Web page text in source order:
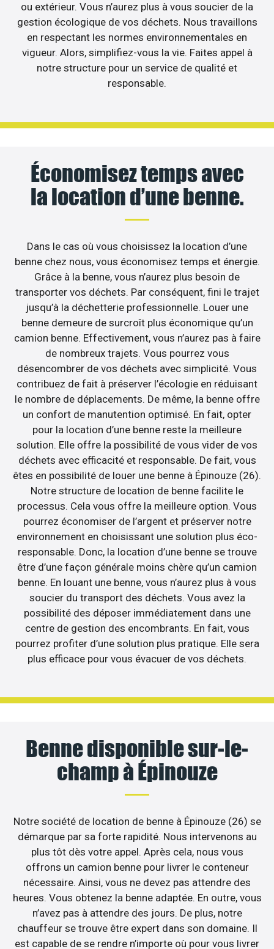
ou extérieur. Vous n’aurez plus à vous soucier de la
gestion écologique de vos déchets. Nous travaillons
en respectant les normes environnementales en
vigueur. Alors, simplifiez-vous la vie. Faites appel à
notre structure pour un service de qualité et
responsable.
Économisez temps avec
la location d’une benne.
Dans le cas où vous choisissez la location d’une
benne chez nous, vous économisez temps et énergie.
Grâce à la benne, vous n’aurez plus besoin de
transporter vos déchets. Par conséquent, fini le trajet
jusqu’à la déchetterie professionnelle. Louer une
benne demeure de surcroît plus économique qu’un
camion benne. Effectivement, vous n’aurez pas à faire
de nombreux trajets. Vous pourrez vous
désencombrer de vos déchets avec simplicité. Vous
contribuez de fait à préserver l’écologie en réduisant
le nombre de déplacements. De même, la benne offre
un confort de manutention optimisé. En fait, opter
pour la location d’une benne reste la meilleure
solution. Elle offre la possibilité de vous vider de vos
déchets avec efficacité et responsable. De fait, vous
êtes en possibilité de louer une benne à Épinouze (26).
Notre structure de location de benne facilite le
processus. Cela vous offre la meilleure option. Vous
pourrez économiser de l’argent et préserver notre
environnement en choisissant une solution plus éco-
responsable. Donc, la location d’une benne se trouve
être d’une façon générale moins chère qu’un camion
benne. En louant une benne, vous n’aurez plus à vous
soucier du transport des déchets. Vous avez la
possibilité des déposer immédiatement dans une
centre de gestion des encombrants. En fait, vous
pourrez profiter d’une solution plus pratique. Elle sera
plus efficace pour vous évacuer de vos déchets.
Benne disponible sur-le-
champ à Épinouze
Notre société de location de benne à Épinouze (26) se
démarque par sa forte rapidité. Nous intervenons au
plus tôt dès votre appel. Après cela, nous vous
offrons un camion benne pour livrer le conteneur
nécessaire. Ainsi, vous ne devez pas attendre des
heures. Vous obtenez la benne adaptée. En outre, vous
n’avez pas à attendre des jours. De plus, notre
chauffeur se trouve être expert dans son domaine. Il
est capable de se rendre n’importe où pour vous livrer